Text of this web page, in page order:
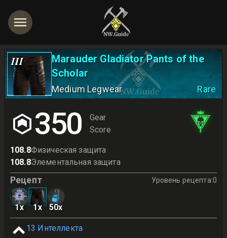
III
Marauder Gladiator Pants of the
Scholar
Medium Legwear Rare
350
Gear
Score
108.8Физическая защита
108.8Элементальная защита
Рецепт Уровень рецепта:0
1x 1x 50x
13 Интеллекта